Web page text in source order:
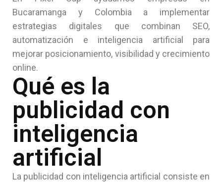
Bucaramanga y Colombia a implementar
estrategias digitales que combinan SEO,
automatización e inteligencia artificial para
mejorar posicionamiento, visibilidad y crecimiento
online.
Qué es la
publicidad con
inteligencia
artificial
La publicidad con inteligencia artificial consiste en